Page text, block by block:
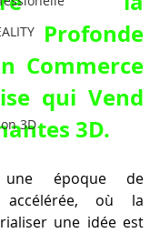
3D
Profonde
Commerce
qui Vend
3D.
époque de
accélérée, où la
une idée est